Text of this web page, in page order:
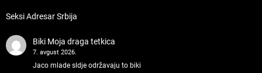
Seksi Adresar Srbija
Biki Moja draga tetkica
7. avgust 2026.
Jaco mlade sldje održavaju to biki